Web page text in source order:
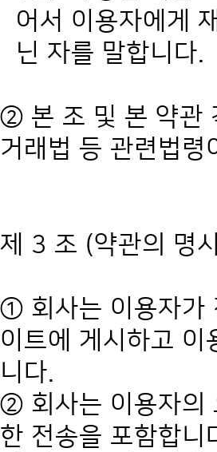
어서 이용자에게
닌 자를 말합니다.
② 본 조 및 본 약관
거래법 등 관련법
제 3 조 (약관의 명
① 회사는 이용자가
이트에 게시하고
니다.
② 회사는 이용자의
한 전송을 포함합